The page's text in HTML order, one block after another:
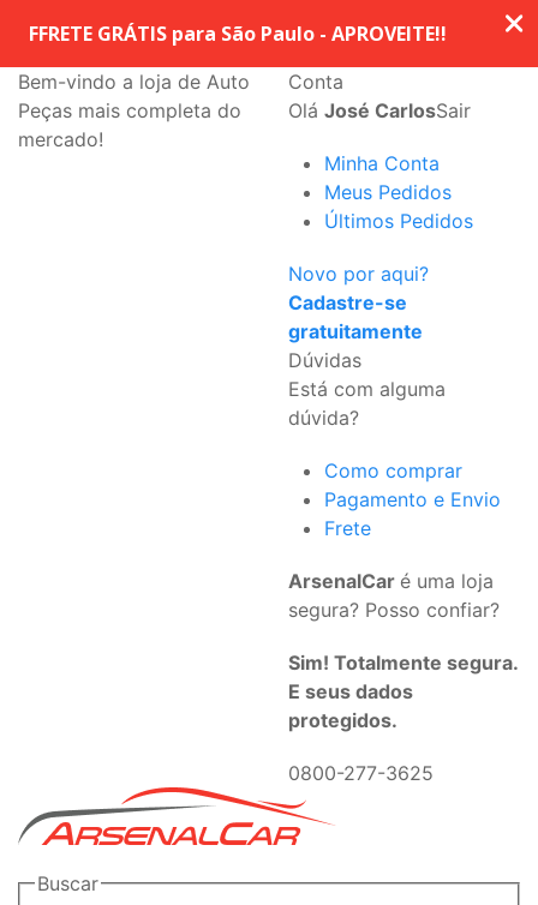
Bem-vindo a loja de Auto
Peças mais completa do
mercado!
Conta
OláJosé CarlosSair
Minha Conta
Meus Pedidos
Últimos Pedidos
Novo por aqui?
Cadastre-se
gratuitamente
Dúvidas
Está com alguma
dúvida?
Como comprar
Pagamento e Envio
Frete
ArsenalCar é uma loja
segura? Posso confiar?
Sim! Totalmente segura.
E seus dados
protegidos.
0800-277-3625
Buscar